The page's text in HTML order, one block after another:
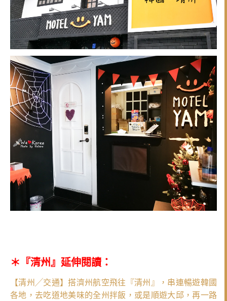
＊『清州』延伸閱讀：
【清州╱交通】搭濟州航空飛往『清州』，串連暢遊韓國
各地，去吃道地美味的全州拌飯，或是順遊大邱，再一路